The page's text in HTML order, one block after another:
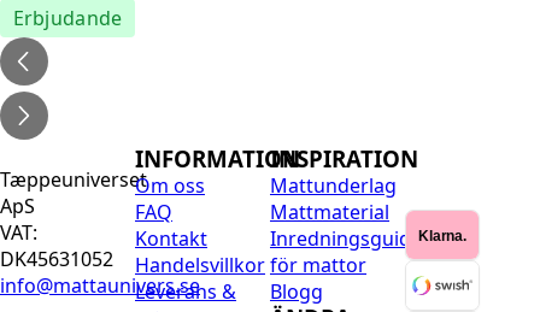
Erbjudande
Tæppeuniverset
ApS
VAT:
DK45631052
info@mattaunivers.se
INFORMATION
Om oss
FAQ
Kontakt
Handelsvillkor
Leverans &
INSPIRATION
Mattunderlag
Mattmaterial
Inredningsguide
för mattor
Blogg
Klarna.